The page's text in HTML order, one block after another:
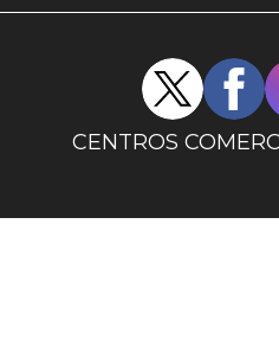
centroCENTROS